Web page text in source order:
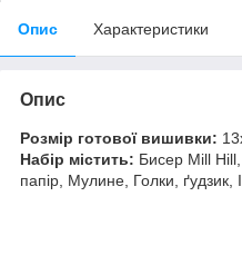
Опис Характеристики
Опис
Розмір готової вишивки:
Набір містить: Бисер Mill
папір, Мулине, Голки, ґудзик,